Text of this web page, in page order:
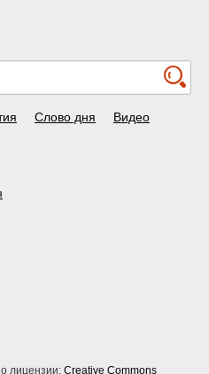
Слово дня Видео
лицензии: Creative Commons